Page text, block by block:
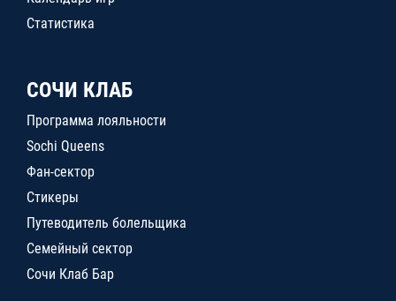
Статистика
СОЧИ КЛАБ
Программа лояльности
Sochi Queens
Фан-сектор
Стикеры
Путеводитель болельщика
Семейный сектор
Сочи Клаб Бар